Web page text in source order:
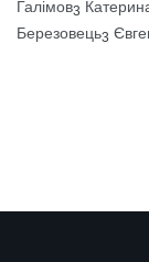
Галімов3
Березовець3